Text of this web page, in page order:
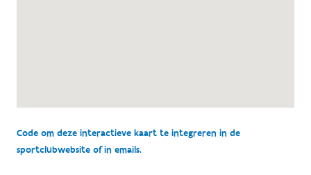
Code om deze interactieve kaart te integreren in de
sportclubwebsite of in emails.